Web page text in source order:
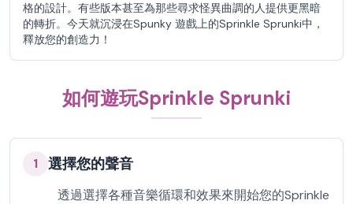
格的設計。有些版本甚至為那些尋求怪異曲調的人提供更黑暗
的轉折。今天就沉浸在Spunky 遊戲上的Sprinkle Sprunki中，
釋放您的創造力！
如何遊玩Sprinkle Sprunki
1 選擇您的聲音
透過選擇各種音樂循環和效果來開始您的Sprinkle